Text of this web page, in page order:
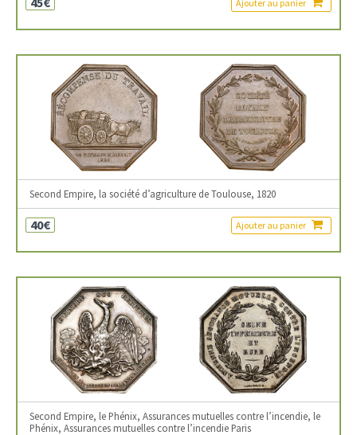
Ajouter au panier
Second Empire, la société d’agriculture de Toulouse, 1820
40€ Ajouter au panier
Second Empire, le Phénix, Assurances mutuelles contre l’incendie, le
Phénix, Assurances mutuelles contre l’incendie Paris